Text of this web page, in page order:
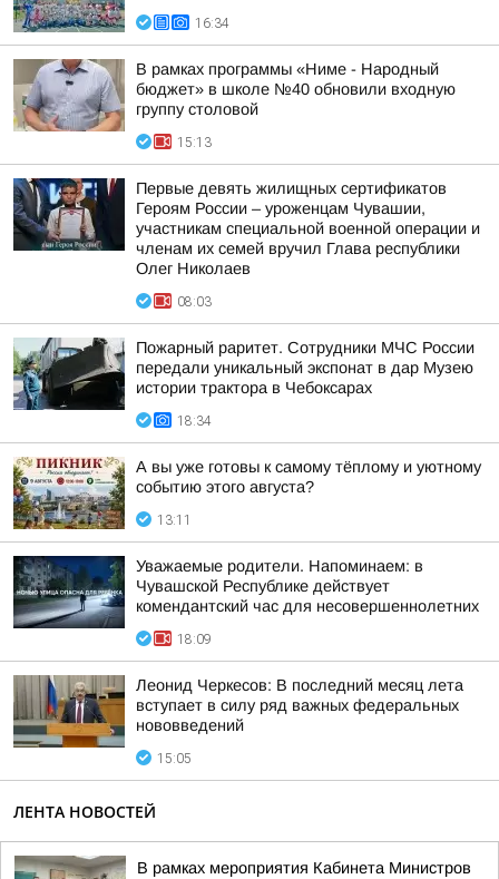
16:34
В рамках программы «Ниме - Народный
бюджет» в школе №40 обновили входную
группу столовой
15:13
Первые девять жилищных сертификатов
Героям России – уроженцам Чувашии,
участникам специальной военной операции и
членам их семей вручил Глава республики
Олег Николаев
08:03
Пожарный раритет. Сотрудники МЧС России
передали уникальный экспонат в дар Музею
истории трактора в Чебоксарах
18:34
А вы уже готовы к самому тёплому и уютному
событию этого августа?
13:11
Уважаемые родители. Напоминаем: в
Чувашской Республике действует
комендантский час для несовершеннолетних
18:09
Леонид Черкесов: В последний месяц лета
вступает в силу ряд важных федеральных
нововведений
15:05
ЛЕНТА НОВОСТЕЙ
В рамках мероприятия Кабинета Министров